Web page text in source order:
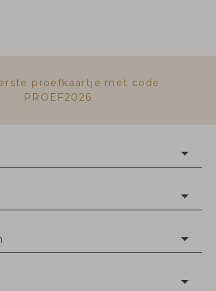
proefkaartje met code
PROEF2026